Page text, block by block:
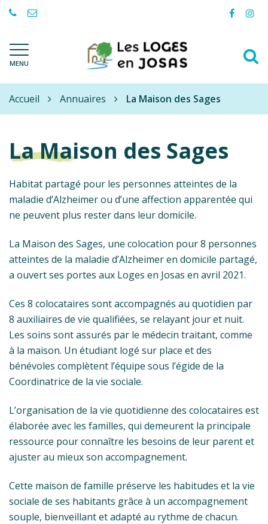
Lien
compte
MENU
en-
Josas
Accueil Annuaires La Maison des Sages
La Maison des Sages
Habitat partagé pour les personnes atteintes de la
maladie d’Alzheimer ou d’une affection apparentée qui
ne peuvent plus rester dans leur domicile.
La Maison des Sages, une colocation pour 8 personnes
atteintes de la maladie d’Alzheimer en domicile partagé,
a ouvert ses portes aux Loges en Josas en avril 2021.
Ces 8 colocataires sont accompagnés au quotidien par
8 auxiliaires de vie qualifiées, se relayant jour et nuit.
Les soins sont assurés par le médecin traitant, comme
à la maison. Un étudiant logé sur place et des
bénévoles complètent l’équipe sous l’égide de la
Coordinatrice de la vie sociale.
L’organisation de la vie quotidienne des colocataires est
élaborée avec les familles, qui demeurent la principale
ressource pour connaître les besoins de leur parent et
ajuster au mieux son accompagnement.
Cette maison de famille préserve les habitudes et la vie
sociale de ses habitants grâce à un accompagnement
souple, bienveillant et adapté au rythme de chacun.